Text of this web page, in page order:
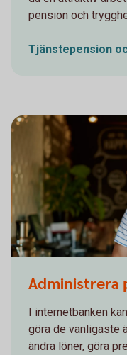
pension och
Tjänstepension
Administrera
I internetbanken
göra de vanligaste
ändra löner, göra